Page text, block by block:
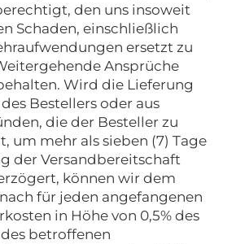
den uns insoweit
Schaden, einschließlich
ersetzt zu
Ansprüche
Wird die Lieferung
Bestellers oder aus
die der Besteller zu
um mehr als sieben (7) Tage
der Versandbereitschaft
können wir dem
für jeden angefangenen
in Höhe von 0,5% des
betroffenen